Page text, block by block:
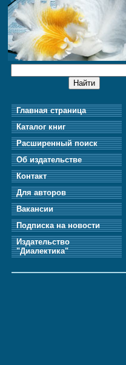
Главная страница
Каталог книг
Расширенный поиск
Об издательстве
Контакт
Для авторов
Вакансии
Подписка на новости
Издательство
"Диалектика"